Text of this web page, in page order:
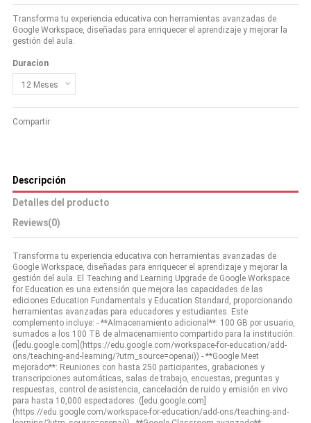
Transforma tu experiencia educativa con herramientas avanzadas de
Google Workspace, diseñadas para enriquecer el aprendizaje y mejorar la
gestión del aula.
Duracion
Compartir
Descripción
Detalles del producto
Reviews(0)
Transforma tu experiencia educativa con herramientas avanzadas de
Google Workspace, diseñadas para enriquecer el aprendizaje y mejorar la
gestión del aula. El Teaching and Learning Upgrade de Google Workspace
for Education es una extensión que mejora las capacidades de las
ediciones Education Fundamentals y Education Standard, proporcionando
herramientas avanzadas para educadores y estudiantes. Este
complemento incluye: - **Almacenamiento adicional**: 100 GB por usuario,
sumados a los 100 TB de almacenamiento compartido para la institución.
([edu.google.com](https://edu.google.com/workspace-for-education/add-
ons/teaching-and-learning/?utm_source=openai)) - **Google Meet
mejorado**: Reuniones con hasta 250 participantes, grabaciones y
transcripciones automáticas, salas de trabajo, encuestas, preguntas y
respuestas, control de asistencia, cancelación de ruido y emisión en vivo
para hasta 10,000 espectadores. ([edu.google.com]
(https://edu.google.com/workspace-for-education/add-ons/teaching-and-